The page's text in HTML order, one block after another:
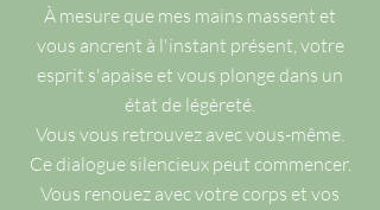
À mesure que mes mains massent et
vous ancrent à l'instant présent, votre
esprit s'apaise et vous plonge dans un
état de légèreté.
Vous vous retrouvez avec vous-même.
Ce dialogue silencieux peut commencer.
Vous renouez avec votre corps et vos